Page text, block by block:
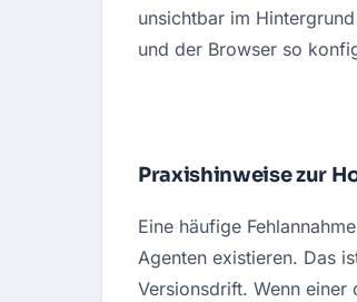
unsichtbar im
und der Browser so
Praxishinweise zur
Eine häufige
Agenten existieren. Das
Versionsdrift. Wenn